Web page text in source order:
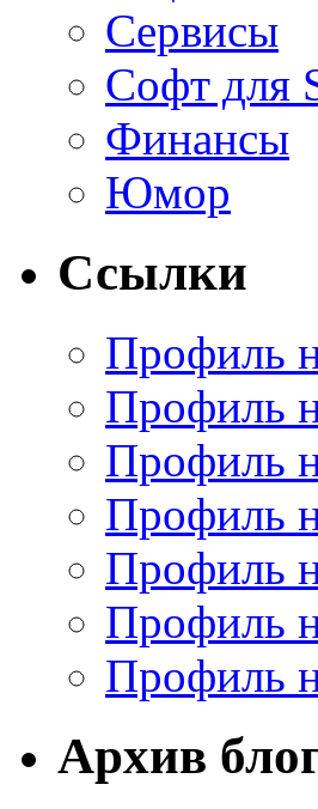
Сервисы
Софт для
Финансы
Юмор
Ссылки
Профиль
Профиль
Профиль
Профиль
Профиль
Профиль
Профиль
Архив